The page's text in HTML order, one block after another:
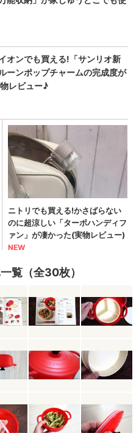
覧（全30枚）